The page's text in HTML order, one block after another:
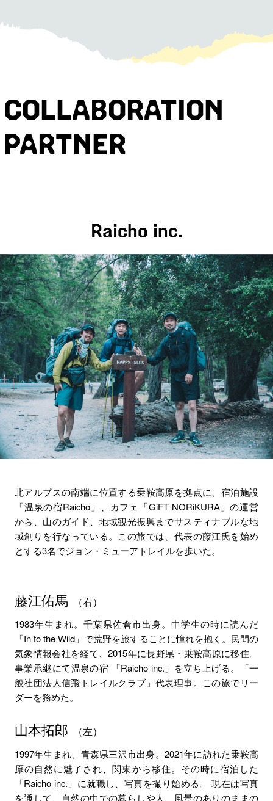
COLLABORATION
PARTNER
Raicho inc.
北アルプスの南端に位置する乗鞍高原を拠点に、宿泊施設
「温泉の宿Raicho」、カフェ「GiFT NORiKURA」の運営
から、山のガイド、地域観光振興までサスティナブルな地
域創りを行なっている。この旅では、代表の藤江氏を始め
とする3名でジョン・ミューアトレイルを歩いた。
藤江佑馬 （右）
1983年生まれ。千葉県佐倉市出身。中学生の時に読んだ
「In to the Wild」で荒野を旅することに憧れを抱く。民間の
気象情報会社を経て、2015年に長野県・乗鞍高原に移住。
事業承継にて温泉の宿 「Raicho inc.」を立ち上げる。「一
般社団法人信飛トレイルクラブ」代表理事。この旅でリー
ダーを務めた。
山本拓郎 （左）
1997年生まれ、青森県三沢市出身。2021年に訪れた乗鞍高
原の自然に魅了され、関東から移住。その時に宿泊した
「Raicho inc.」に就職し、写真を撮り始める。 現在は写真
を通して、自然の中での暮らしや人、風景のありのままの